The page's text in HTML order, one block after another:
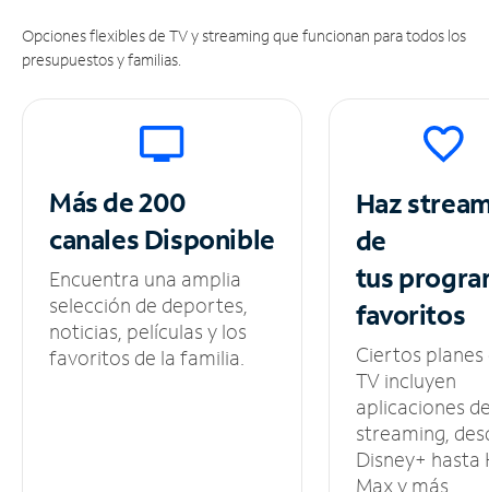
Opciones flexibles de TV y streaming que funcionan para todos los
presupuestos y familias.
Más de 200
canalesDisponible
Encuentra una amplia
selección de deportes,
noticias, películas y los
favoritos de la familia.
Haz
de
tus
favoritos
Ciertos planes
TV incluyen
aplicaciones
streaming,
Disney+ hasta
Max y más.